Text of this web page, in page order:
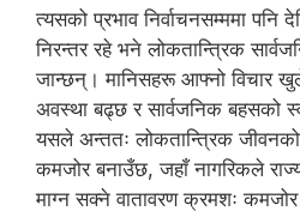
त्यसको प्रभाव निर्वाचनसम्ममा पनि
निरन्तर रहे भने लोकतान्त्रिक
जान्छन्। मानिसहरू आफ्नो विचार
अवस्था बढ्छ र सार्वजनिक बहसको
यसले अन्ततः लोकतान्त्रिक जीवनको
कमजोर बनाउँछ, जहाँ नागरिकले
माग्न सक्ने वातावरण क्रमशः